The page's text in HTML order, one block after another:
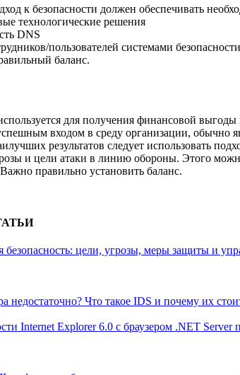
к безопасности должен обеспечивать
технологические решения
DNS
пользователей системами
баланс.
для получения финансовой
входом в среду организации, обычно
результатов следует использовать
и цели атаки в линию обороны. Этого
правильно установить баланс.
безопасность: цели, угрозы, меры защиты и
недостаточно? Что такое IDS и почему их
Internet Explorer 6.0 с браузером .NET Server